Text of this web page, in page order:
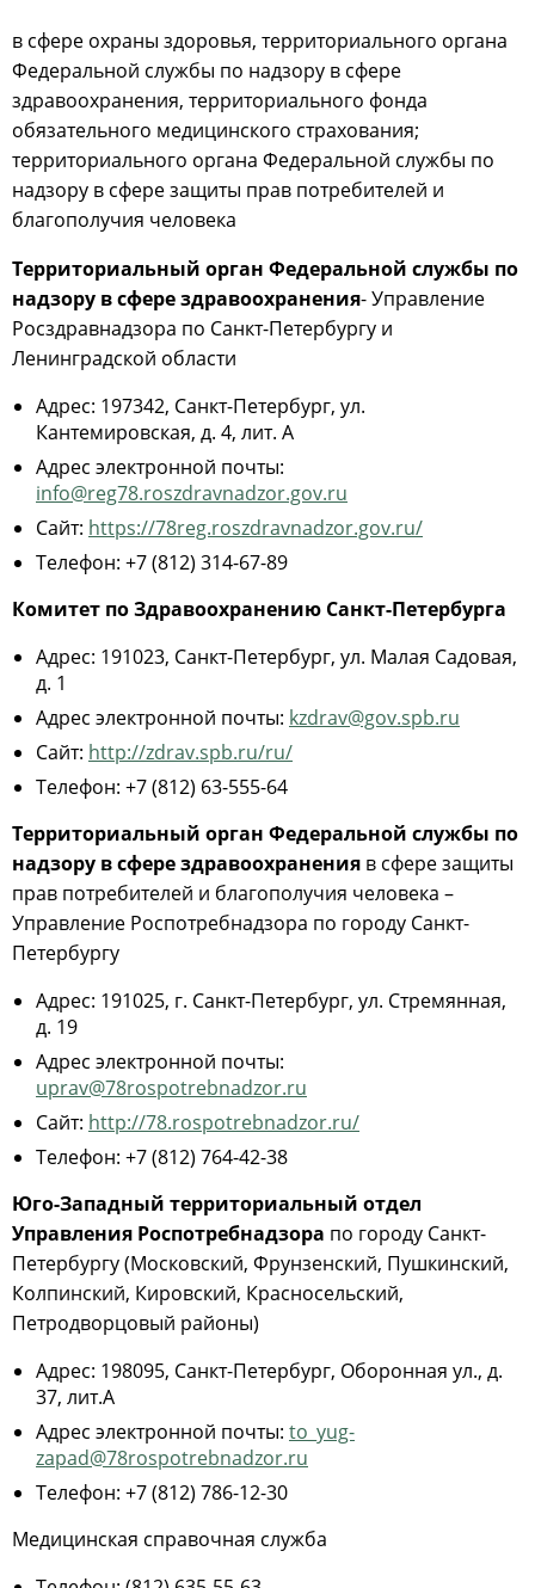
в сфере охраны здоровья, территориального органа
Федеральной службы по надзору в сфере
здравоохранения, территориального фонда
обязательного медицинского страхования;
территориального органа Федеральной службы по
надзору в сфере защиты прав потребителей и
благополучия человека
Территориальный орган Федеральной службы по
надзору в сфере здравоохранения- Управление
Росздравнадзора по Санкт-Петербургу и
Ленинградской области
Адрес: 197342, Санкт-Петербург, ул.
Кантемировская, д. 4, лит. А
Адрес электронной почты:
info@reg78.roszdravnadzor.gov.ru
Сайт: https://78reg.roszdravnadzor.gov.ru/
Телефон: +7 (812) 314-67-89
Комитет по Здравоохранению Санкт-Петербурга
Адрес: 191023, Санкт-Петербург, ул. Малая Садовая,
д. 1
Адрес электронной почты: kzdrav@gov.spb.ru
Сайт: http://zdrav.spb.ru/ru/
Телефон: +7 (812) 63-555-64
Территориальный орган Федеральной службы по
надзору в сфере здравоохранения в сфере защиты
прав потребителей и благополучия человека –
Управление Роспотребнадзора по городу Санкт-
Петербургу
Адрес: 191025, г. Санкт-Петербург, ул. Стремянная,
д. 19
Адрес электронной почты:
uprav@78rospotrebnadzor.ru
Сайт: http://78.rospotrebnadzor.ru/
Телефон: +7 (812) 764-42-38
Юго-Западный территориальный отдел
Управления Роспотребнадзора по городу Санкт-
Петербургу (Московский, Фрунзенский, Пушкинский,
Колпинский, Кировский, Красносельский,
Петродворцовый районы)
Адрес: 198095, Санкт-Петербург, Оборонная ул., д.
37, лит.А
Адрес электронной почты: to_yug-
zapad@78rospotrebnadzor.ru
Телефон: +7 (812) 786-12-30
Медицинская справочная служба